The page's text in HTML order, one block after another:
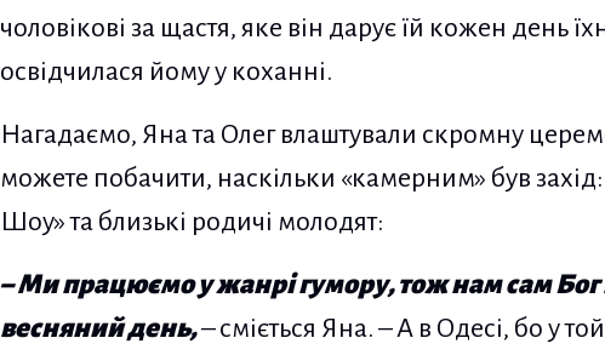
чоловікові за щастя, яке він дарує їй кожен день
освідчилася йому у коханні.
Нагадаємо, Яна та Олег влаштували скромну
можете побачити, наскільки «камерним» був
Шоу» та близькі родичі молодят:
– Ми працюємо у жанрі гумору, тож нам сам
весняний день,– сміється Яна. – А в Одесі, бо у